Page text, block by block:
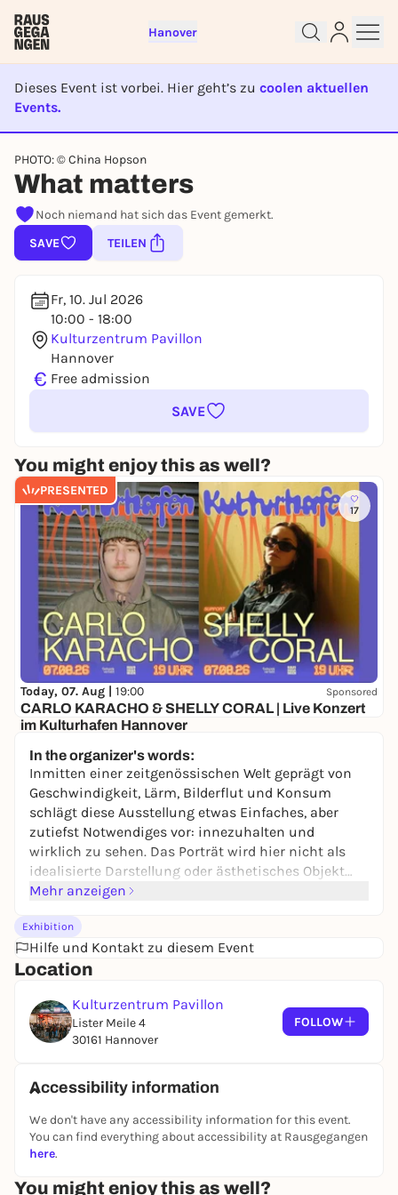
Hanover
Dieses Event ist vorbei. Hier geht’s zu coolen aktuellen
Events.
EVENT IST BEENDET
PHOTO: © China Hopson
What matters
Noch niemand hat sich das Event gemerkt.
SAVE
TEILEN
Fr, 10. Jul 2026
10:00 - 18:00
Kulturzentrum Pavillon
Hannover
€ Free admission
SAVE
You might enjoy this as well?
PRESENTED
17
Today, 07. Aug | 19:00 Sponsored
CARLO KARACHO & SHELLY CORAL | Live Konzert
im Kulturhafen Hannover
21,79 €
In the organizer's words:
Inmitten einer zeitgenössischen Welt geprägt von
Geschwindigkeit, Lärm, Bilderflut und Konsum
schlägt diese Ausstellung etwas Einfaches, aber
zutiefst Notwendiges vor: innezuhalten und
wirklich zu sehen. Das Porträt wird hier nicht als
idealisierte Darstellung oder ästhetisches Objekt
verstanden. Es ist kein Bild zum Konsum — es ist
aufmerksam, ehrlich und respektvoll zu begegnen.
Nicht, um zu verschönern, nicht, um zu besitzen,
sondern um eine emotionale Präsenz
Unsichtbare: auf Empathie, auf echte menschliche
Verbindung, auf das, was man nicht besitzen kann,
das aber dem Leben Sinn und Tiefe verleiht. In
existenzielle Haltung: die Behauptung, dass jedes
Aufmerksamkeit gesehen zu werden. Der Rundgang
lädt dazu ein, das Tempo zu verlangsamen, die Zeit
der Malerei zu spüren und sich von jedem Porträt
berühren zu lassen. An der Schnittstelle der Blicke
Mehr anzeigen
Exhibition
Hilfe und Kontakt zu diesem Event
Location
Kulturzentrum Pavillon
Lister Meile 4
30161 Hannover
FOLLOW
Accessibility information
We don't have any accessibility information for this event.
You can find everything about accessibility at Rausgegangen
here.
You might enjoy this as well?
Sign up for free and get started
right away
To like events, follow pages, or participate in
lotteries, you need a free Rausgegangen account.
REGISTER FOR FREE NOW